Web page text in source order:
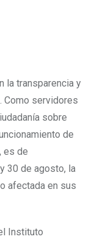
la transparencia y
Como servidores
sobre
de
es de
30 de agosto, la
afectada en sus
Instituto